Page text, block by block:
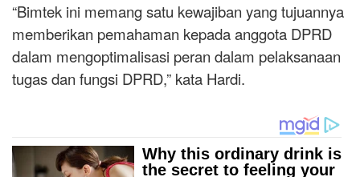
“Bimtek ini memang satu kewajiban yang tujuannya
memberikan pemahaman kepada anggota DPRD
dalam mengoptimalisasi peran dalam pelaksanaan
tugas dan fungsi DPRD,” kata Hardi.